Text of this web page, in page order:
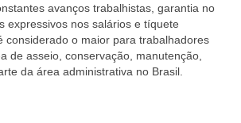
avanços trabalhistas, garantia no
expressivos nos salários e tíquete
considerado o maior para trabalhadores
de asseio, conservação, manutenção,
da área administrativa no Brasil.